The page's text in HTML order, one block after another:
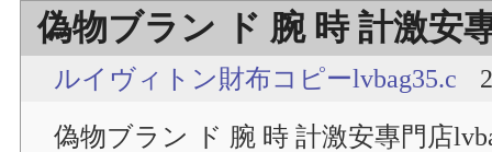
偽物ブラン ド 腕 時 計激安
ルイヴィトン財布コピーlvbag35.c
偽物ブラン ド 腕 時 計激安專門店